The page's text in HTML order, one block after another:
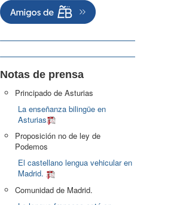
Notas de prensa
Principado de Asturias
La enseñanza bilingüe en
Asturias
Proposición no de ley de
Podemos
El castellano lengua vehicular en
Madrid.
Comunidad de Madrid.